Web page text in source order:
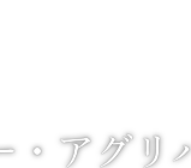
・アグリ